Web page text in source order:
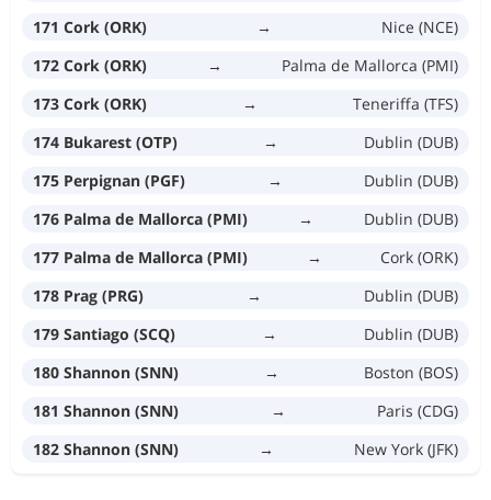
171 Cork (ORK)
→
Nice (NCE)
172 Cork (ORK)
→
Palma de Mallorca (PMI)
173 Cork (ORK)
→
Teneriffa (TFS)
174 Bukarest (OTP)
→
Dublin (DUB)
175 Perpignan (PGF)
→
Dublin (DUB)
176 Palma de Mallorca (PMI)
→
Dublin (DUB)
177 Palma de Mallorca (PMI)
→
Cork (ORK)
178 Prag (PRG)
→
Dublin (DUB)
179 Santiago (SCQ)
→
Dublin (DUB)
180 Shannon (SNN)
→
Boston (BOS)
181 Shannon (SNN)
→
Paris (CDG)
182 Shannon (SNN)
→ New York (JFK)